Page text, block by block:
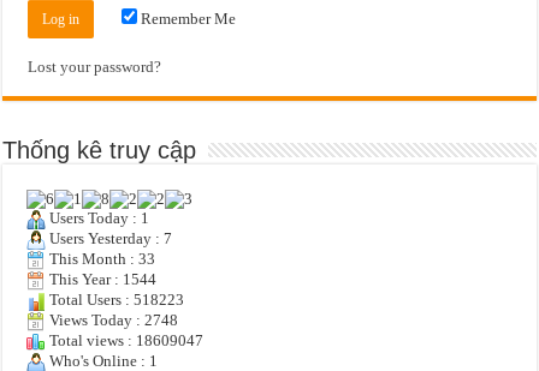
Remember Me
Lost your password?
Thống kê truy cập
Users Today : 1
Users Yesterday : 7
This Month : 33
This Year : 1544
Total Users : 518223
Views Today : 2748
Total views : 18609047
Who's Online : 1